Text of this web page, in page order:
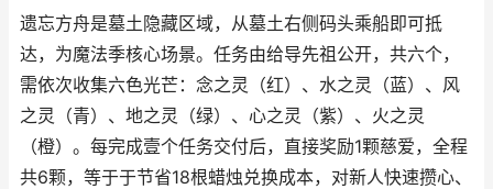
遗忘方舟是墓土隐藏区域，从墓土右侧码头乘船即可抵
达，为魔法季核心场景。任务由给导先祖公开，共六个，
需依次收集六色光芒：念之灵（红）、水之灵（蓝）、风
之灵（青）、地之灵（绿）、心之灵（紫）、火之灵
（橙）。每完成壹个任务交付后，直接奖励1颗慈爱，全程
共6颗，等于于节省18根蜡烛兑换成本，对新人快速攒心、